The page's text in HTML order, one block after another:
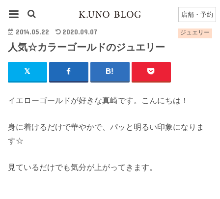
店舗・予約
ジュエリー
2014.05.22 2020.09.07
人気☆カラーゴールドのジュエリー
イエローゴールドが好きな真崎です。こんにちは！
身に着けるだけで華やかで、パッと明るい印象になりま
す☆
見ているだけでも気分が上がってきます。